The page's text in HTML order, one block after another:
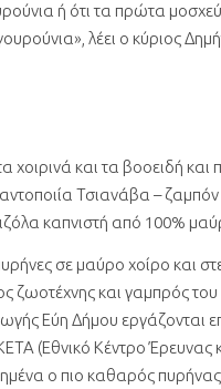
ή ότι τα πρώτα
λέει ο κύριος
χοιρινά και τα βοοειδή
Τσιανάβα –
καπνιστή από 100%
σε μαύρο χοίρο και
ζωοτέχνης και γαμπρός
Εύη Δήμου εργάζονται
(Εθνικό Κέντρο Έρευνας
ο πιο καθαρός